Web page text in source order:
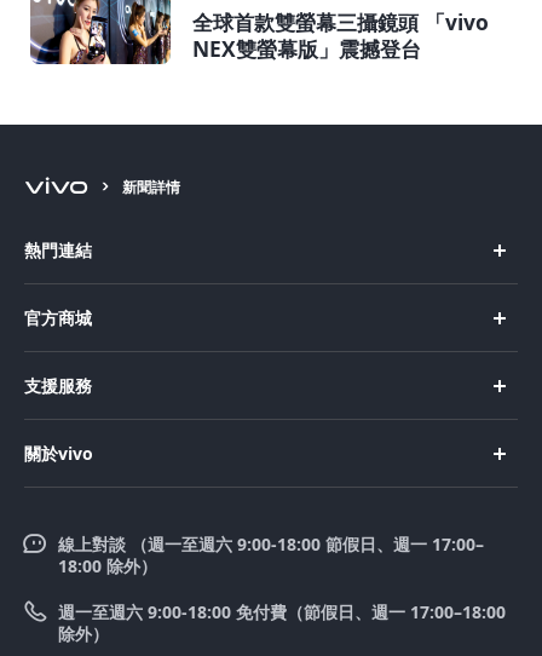
全球首款雙螢幕三攝鏡頭 「vivo
NEX雙螢幕版」震撼登台
新聞詳情
熱門連結
X200
X200 FE
V50 Lite 5G
V50
官方商城
購買配件
支援服務
Funtouch OS
系統升級
零配件價格查詢
關於vivo
新聞中心
法律聲明
優惠活動
線上對談 （週一至週六 9:00-18:00 節假日、週一 17:00–
18:00 除外）
週一至週六 9:00-18:00 免付費（節假日、週一 17:00–18:00
除外）